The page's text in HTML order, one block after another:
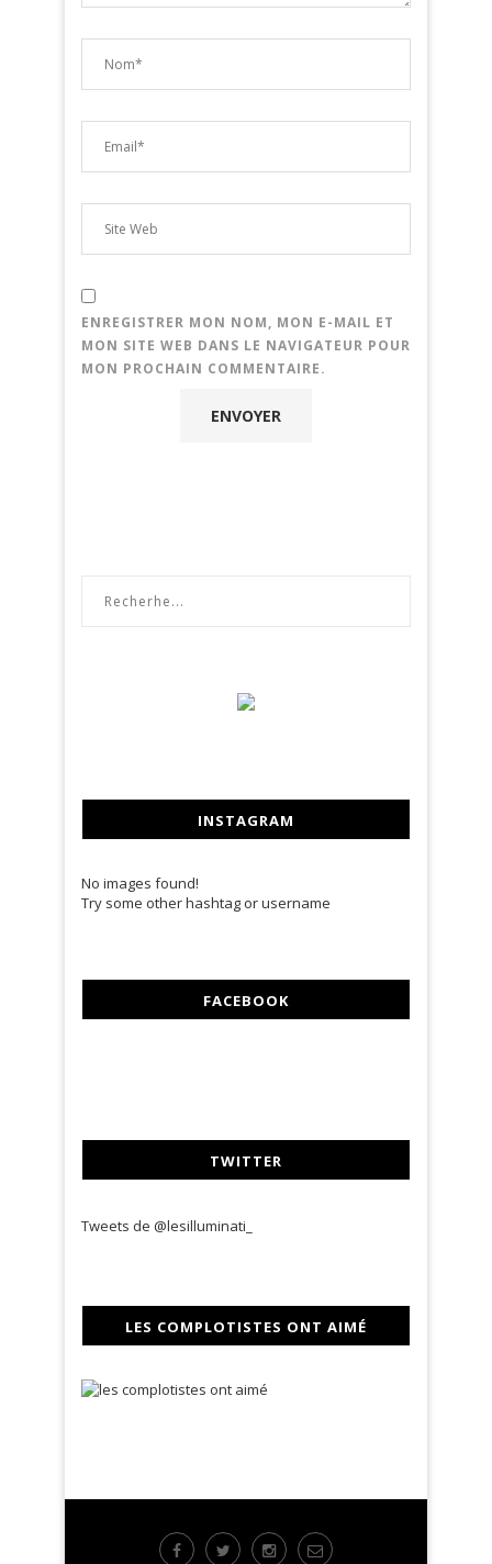
ENREGISTRER MON NOM, MON E-MAIL ET
MON SITE WEB DANS LE NAVIGATEUR POUR
MON PROCHAIN COMMENTAIRE.
INSTAGRAM
No images found!
Try some other hashtag or username
FACEBOOK
TWITTER
Tweets de @lesilluminati_
LES COMPLOTISTES ONT AIMÉ